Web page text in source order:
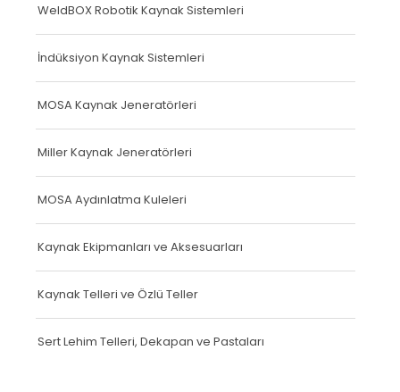
WeldBOX Robotik Kaynak Sistemleri
İndüksiyon Kaynak Sistemleri
MOSA Kaynak Jeneratörleri
Miller Kaynak Jeneratörleri
MOSA Aydınlatma Kuleleri
Kaynak Ekipmanları ve Aksesuarları
Kaynak Telleri ve Özlü Teller
Sert Lehim Telleri, Dekapan ve Pastaları